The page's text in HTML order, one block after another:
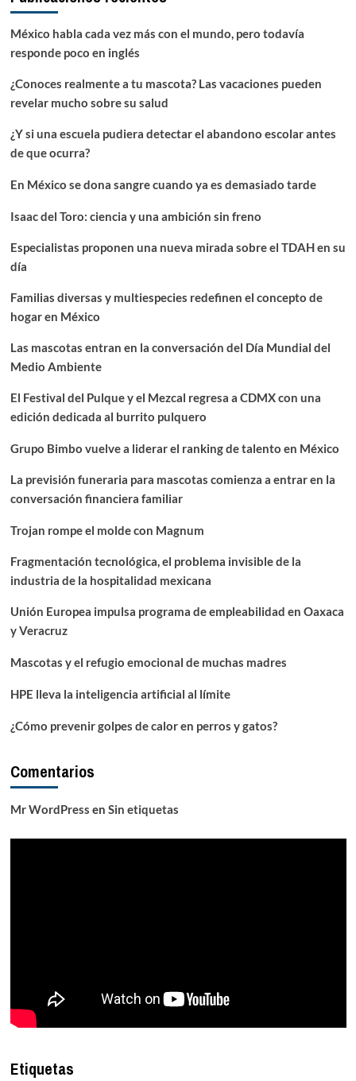
México habla cada vez más con el mundo, pero todavía
responde poco en inglés
¿Conoces realmente a tu mascota? Las vacaciones pueden
revelar mucho sobre su salud
¿Y si una escuela pudiera detectar el abandono escolar antes
de que ocurra?
En México se dona sangre cuando ya es demasiado tarde
Isaac del Toro: ciencia y una ambición sin freno
Especialistas proponen una nueva mirada sobre el TDAH en su
día
Familias diversas y multiespecies redefinen el concepto de
hogar en México
Las mascotas entran en la conversación del Día Mundial del
Medio Ambiente
El Festival del Pulque y el Mezcal regresa a CDMX con una
edición dedicada al burrito pulquero
Grupo Bimbo vuelve a liderar el ranking de talento en México
La previsión funeraria para mascotas comienza a entrar en la
conversación financiera familiar
Trojan rompe el molde con Magnum
Fragmentación tecnológica, el problema invisible de la
industria de la hospitalidad mexicana
Unión Europea impulsa programa de empleabilidad en Oaxaca
y Veracruz
Mascotas y el refugio emocional de muchas madres
HPE lleva la inteligencia artificial al límite
¿Cómo prevenir golpes de calor en perros y gatos?
Comentarios
Mr WordPress en Sin etiquetas
Etiquetas